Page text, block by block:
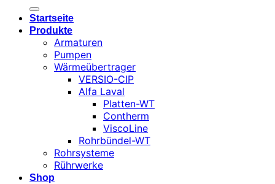
Startseite
Produkte
Armaturen
Pumpen
Wärmeübertrager
VERSIO-CIP
Alfa Laval
Platten-WT
Contherm
ViscoLine
Rohrbündel-WT
Rohrsysteme
Rührwerke
Shop